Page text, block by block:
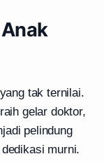
tak ternilai.
gelar doktor,
pelindung
murni.